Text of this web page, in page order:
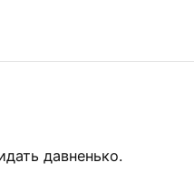
давненько.